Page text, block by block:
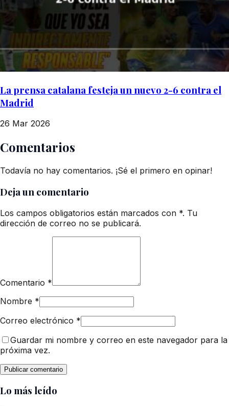
La prensa catalana festeja un nuevo 2-6 contra el
Madrid
26 Mar 2026
Comentarios
Todavía no hay comentarios. ¡Sé el primero en opinar!
Deja un comentario
Los campos obligatorios están marcados con *. Tu
dirección de correo no se publicará.
Comentario *
Nombre *
Correo electrónico *
Guardar mi nombre y correo en este navegador para la
próxima vez.
Lo más leído